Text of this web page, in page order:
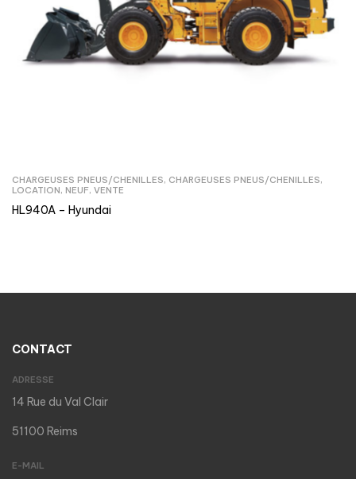
CHARGEUSES PNEUS/CHENILLES, CHARGEUSES PNEUS/CHENILLES,
LOCATION, NEUF, VENTE
HL940A – Hyundai
CONTACT
ADRESSE
14 Rue du Val Clair
51100 Reims
E-MAIL